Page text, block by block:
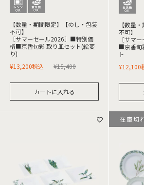
【数量・期間限定】【のし・包装
不可】
［サマーセール2026］■特別価
格■京香旬彩 取り皿セット(絵変
り)
¥15,400
¥13,200税込
カートに入れる
【数量
不可】
［サマ
■京香旬
ト
¥12,100
在庫切